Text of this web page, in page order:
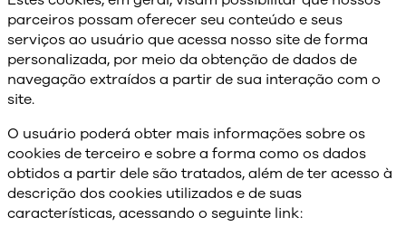
parceiros possam oferecer seu conteúdo e seus
serviços ao usuário que acessa nosso site de forma
personalizada, por meio da obtenção de dados de
navegação extraídos a partir de sua interação com o
site.
O usuário poderá obter mais informações sobre os
cookies de terceiro e sobre a forma como os dados
obtidos a partir dele são tratados, além de ter acesso à
descrição dos cookies utilizados e de suas
características, acessando o seguinte link: